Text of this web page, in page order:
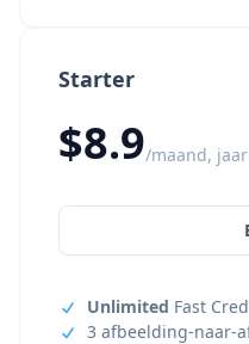
Starter
$8.9/maand,
Unlimited Fast
3 afbeelding-naar-